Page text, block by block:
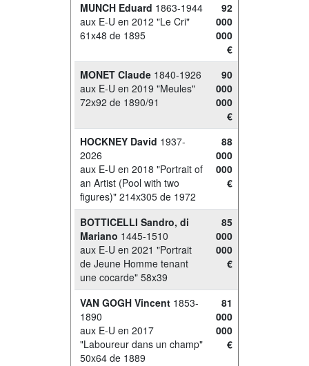
MUNCH Eduard 1863-1944
aux E-U en 2012 "Le Cri"
61x48 de 1895
92
000
000
€
MONET Claude 1840-1926
aux E-U en 2019 "Meules"
72x92 de 1890/91
90
000
000
€
HOCKNEY David 1937-
2026
aux E-U en 2018 "Portrait of
an Artist (Pool with two
figures)" 214x305 de 1972
88
000
000
€
BOTTICELLI Sandro, di
Mariano 1445-1510
aux E-U en 2021 "Portrait
de Jeune Homme tenant
une cocarde" 58x39
85
000
000
€
VAN GOGH Vincent 1853-
1890
aux E-U en 2017
"Laboureur dans un champ"
50x64 de 1889
81
000
000
€